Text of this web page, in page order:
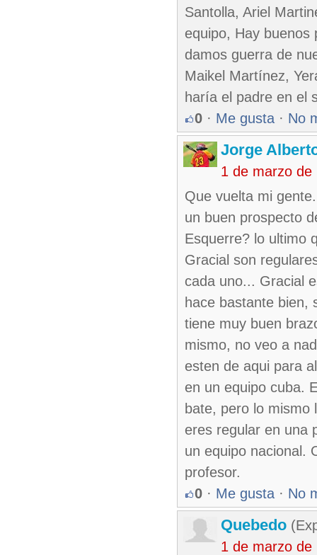
Santolla, Ariel
equipo, Hay buenos
damos guerra de
Maikel Martínez,
haría el padre en el
0 · Me gusta · No
Jorge
1 de marzo de
Que vuelta mi
un buen prospecto
Esquerre? lo ultimo
Gracial son
cada uno... Gracial
hace bastante bien,
tiene muy buen
mismo, no veo a
esten de aqui para
en un equipo cuba.
bate, pero lo mismo
eres regular en una
un equipo nacional.
profesor.
0 · Me gusta · No
Quebedo
1 de marzo de